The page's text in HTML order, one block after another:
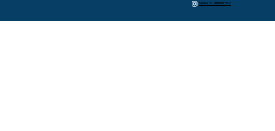
SMAIA 33 Jatimakmur